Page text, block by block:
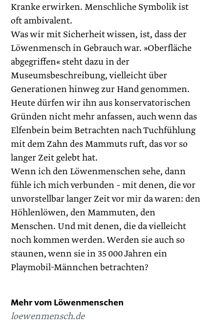
Kranke erwirken. Menschliche Symbolik ist
oft ambivalent.
Was wir mit Sicherheit wissen, ist, dass der
Löwenmensch in Gebrauch war. »Oberfläche
abgegriffen« steht dazu in der
Museumsbeschreibung, vielleicht über
Generationen hinweg zur Hand genommen.
Heute dürfen wir ihn aus konservatorischen
Gründen nicht mehr anfassen, auch wenn das
Elfenbein beim Betrachten nach Tuchfühlung
mit dem Zahn des Mammuts ruft, das vor so
langer Zeit gelebt hat.
Wenn ich den Löwenmenschen sehe, dann
fühle ich mich verbunden – mit denen, die vor
unvorstellbar langer Zeit vor mir da waren: den
Höhlenlöwen, den Mammuten, den
Menschen. Und mit denen, die da vielleicht
noch kommen werden. Werden sie auch so
staunen, wenn sie in 35 000 Jahren ein
Playmobil-Männchen betrachten?
Mehr vom Löwenmenschen
loewenmensch.de